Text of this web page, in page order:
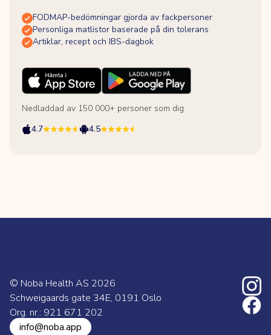
FODMAP-bedömningar gjorda av fackpersoner
Personliga matlistor baserade på din tolerans
Artiklar, recept och IBS-dagbok
Nedladdad av 150 000+ personer som dig
4.7
4.5
© Noba Health AS 2026
Schweigaards gate 34E, 0191 Oslo
Org. nr.: 921 671 202
info@noba.app